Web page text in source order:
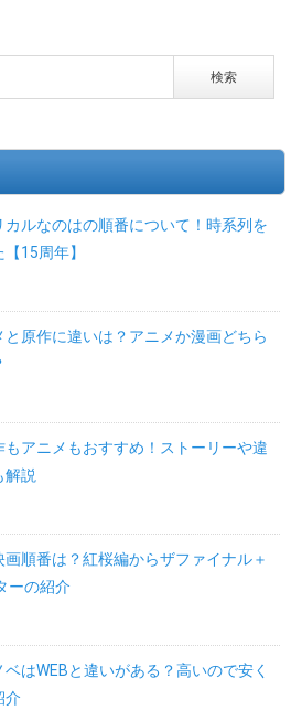
カルなのはの順番について！時系列を
15周年】
と原作に違いは？アニメか漫画どちら
もアニメもおすすめ！ストーリーや違
解説
順番は？紅桜編からザファイナル＋
ーの紹介
はWEBと違いがある？高いので安く
介